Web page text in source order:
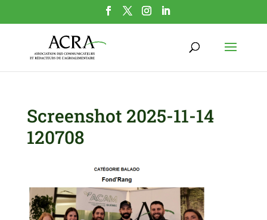
Screenshot 2025-11-14
120708